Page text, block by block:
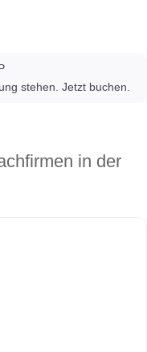
stehen. Jetzt buchen.
in der